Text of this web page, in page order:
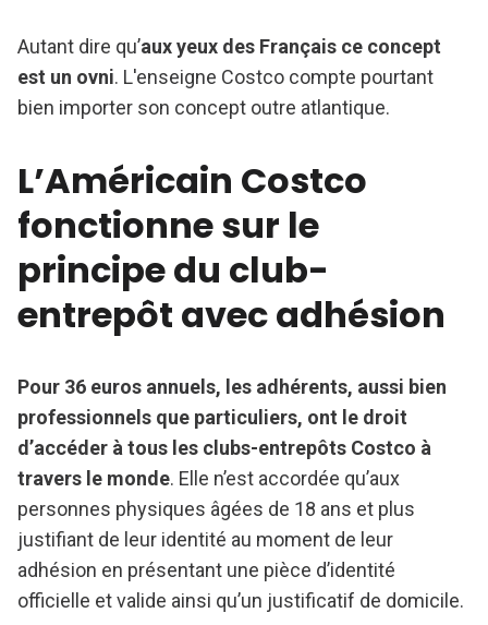
Autant dire qu’aux yeux des Français ce concept
est un ovni. L'enseigne Costco compte pourtant
bien importer son concept outre atlantique.
L’Américain Costco
fonctionne sur le
principe du club-
entrepôt avec adhésion
Pour 36 euros annuels, les adhérents, aussi bien
professionnels que particuliers, ont le droit
d’accéder à tous les clubs-entrepôts Costco à
travers le monde. Elle n’est accordée qu’aux
personnes physiques âgées de 18 ans et plus
justifiant de leur identité au moment de leur
adhésion en présentant une pièce d’identité
officielle et valide ainsi qu’un justificatif de domicile.